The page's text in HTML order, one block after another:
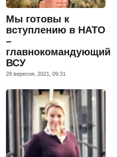
Мы готовы к
вступлению в НАТО
–
главнокомандующий
ВСУ
28 вересня, 2021, 09:31